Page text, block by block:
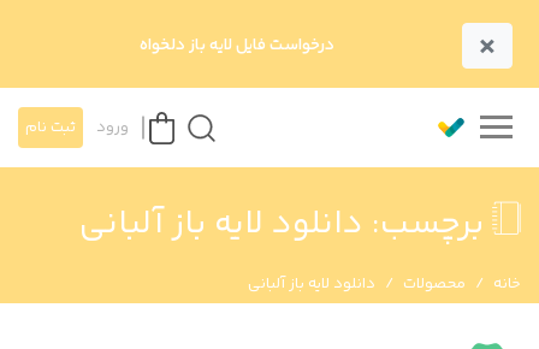
× درخواست فایل لایه باز دلخواه
ورود ثبت نام
برچسب: دانلود لایه باز آلبانی
خانه محصولات دانلود لایه باز آلبانی